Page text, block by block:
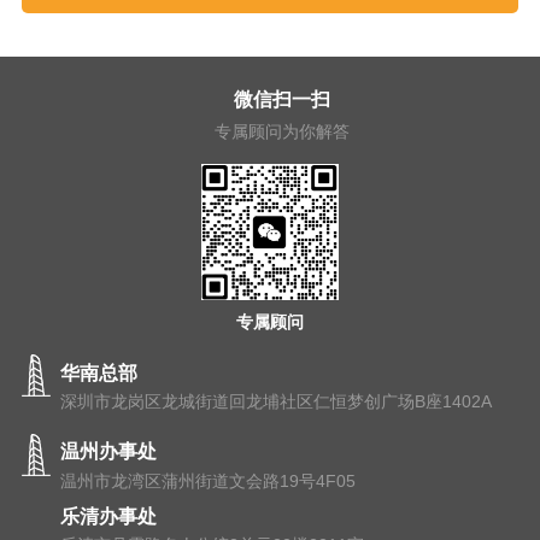
专属顾问
微信扫一扫
专属顾问为你解答
华南总部
深圳市龙岗区龙城街道回龙埔社区仁恒梦创广场B座1402A
温州办事处
温州市⻰湾区蒲州街道⽂会路19号4F05
乐清办事处